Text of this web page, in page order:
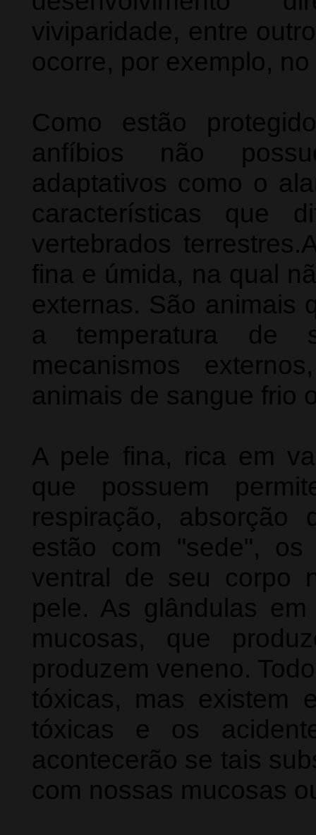
viviparidade, entre
ocorre, por exemplo,
Como estão
anfíbios não
adaptativos como o
características que
vertebrados
fina e úmida, na qual
externas. São animais
a temperatura de
mecanismos
animais de sangue frio
A pele fina, rica em
que possuem
respiração,
estão com "sede",
ventral de seu corpo
pele. As glândulas
mucosas, que
produzem veneno.
tóxicas, mas existem
tóxicas e os
acontecerão se tais
com nossas mucosas